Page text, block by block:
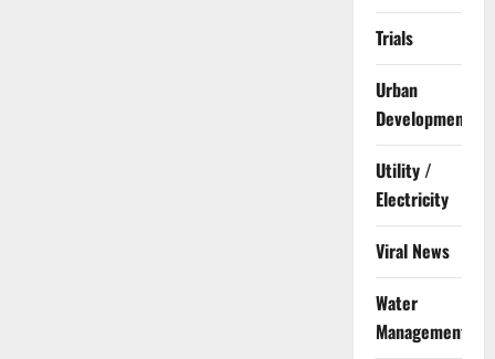
Trials
Urban
Development
Utility /
Electricity
Viral News
Water
Management